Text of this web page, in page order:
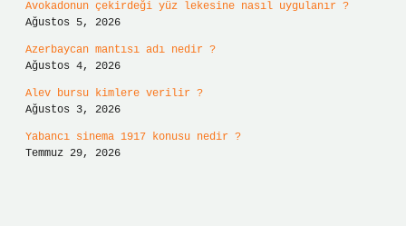
Avokadonun çekirdeği yüz lekesine nasıl uygulanır ?
Ağustos 5, 2026
Azerbaycan mantısı adı nedir ?
Ağustos 4, 2026
Alev bursu kimlere verilir ?
Ağustos 3, 2026
Yabancı sinema 1917 konusu nedir ?
Temmuz 29, 2026